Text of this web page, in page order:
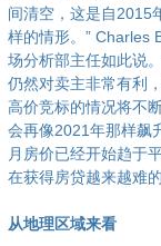
间清空，这是自2015
样的情形。” Charles
场分析部主任如此说
仍然对卖主非常有利
高价竞标的情况将不
会再像2021年那样飙
月房价已经开始趋于
在获得房贷越来越难
从地理区域来看